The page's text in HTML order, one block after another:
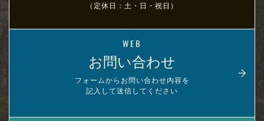
（定休日：土・日・祝日）
WEB
お問い合わせ
フォームからお問い合わせ内容を
記入して送信してください